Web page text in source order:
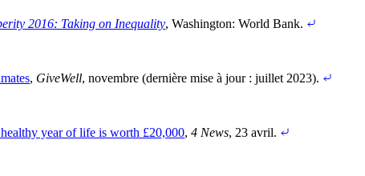
2016: Taking on Inequality, Washington: World Bank.
, GiveWell, novembre (dernière mise à jour : juillet 2023).
year of life is worth £20,000, 4 News, 23 avril.